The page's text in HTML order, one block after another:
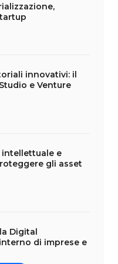
innovativi: il
e Venture
e
gli asset
Digital
di imprese e